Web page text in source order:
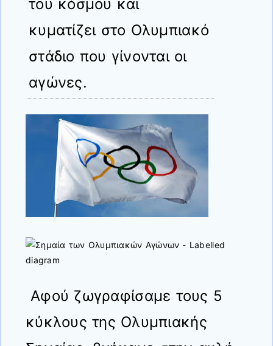
του κόσμου και
κυματίζει στο Ολυμπιακό
στάδιο που γίνονται οι
αγώνες.
Αφού ζωγραφίσαμε τους 5
κύκλους της Ολυμπιακής